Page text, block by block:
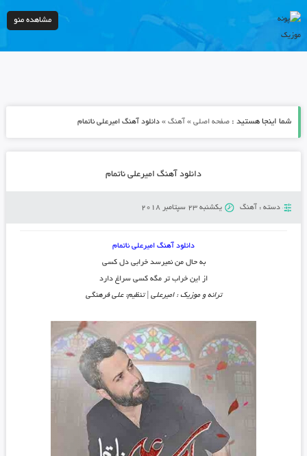
مشاهده منو
شما اینجا هستید : صفحه اصلی» آهنگ» دانلود آهنگ امیرعلی ناتمام
دانلود آهنگ امیرعلی ناتمام
دسته : آهنگ یکشنبه 23 سپتامبر 2018
دانلود آهنگ امیرعلی ناتمام
به حال من نمیرسد خرابی دل کسی
از این خراب تر مگه کسی سراغ دارد
ترانه و موزیک : امیرعلی | تنظیم: علی فرهنگی